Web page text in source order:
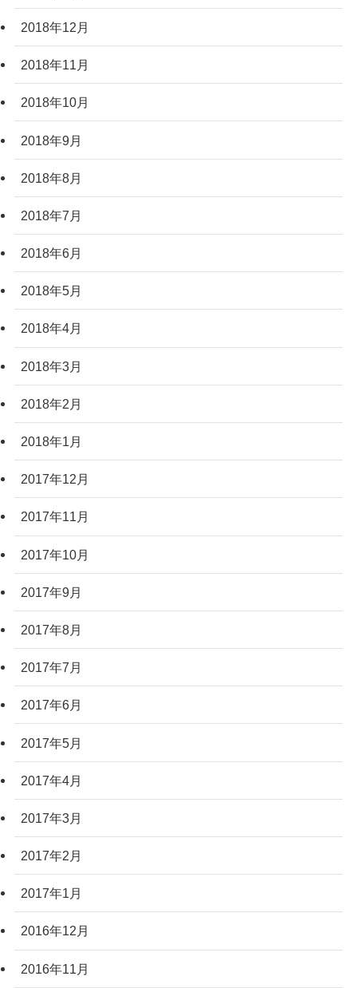
2018年12月
2018年11月
2018年10月
2018年9月
2018年8月
2018年7月
2018年6月
2018年5月
2018年4月
2018年3月
2018年2月
2018年1月
2017年12月
2017年11月
2017年10月
2017年9月
2017年8月
2017年7月
2017年6月
2017年5月
2017年4月
2017年3月
2017年2月
2017年1月
2016年12月
2016年11月